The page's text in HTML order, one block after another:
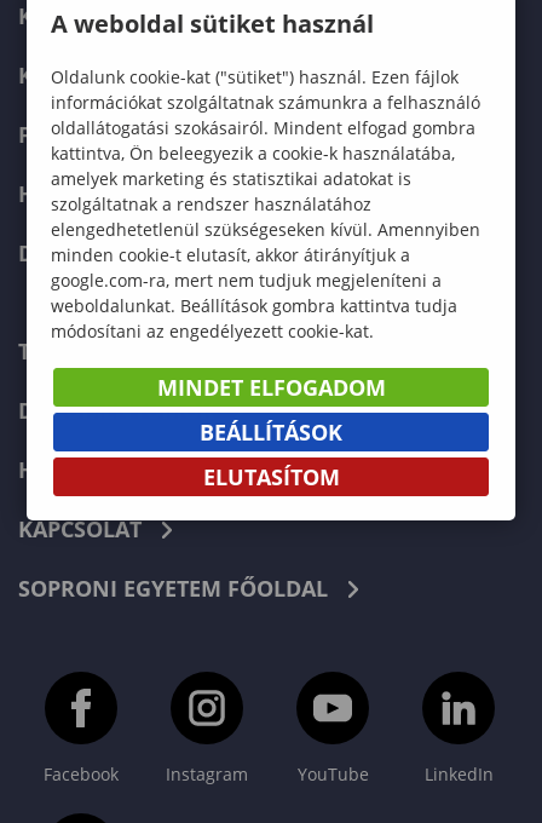
KARUNK
KÉPZÉSEK
FELVÉTELIZŐKNEK
HALLGATÓKNAK
DOKTORI ISKOLA
TELEFONKÖNYV
DOKUMENTUMOK
HÍREK
KAPCSOLAT
SOPRONI EGYETEM FŐOLDAL
Facebook Instagram YouTube LinkedIn
A weboldal sütiket használ
Oldalunk cookie-kat ("sütiket") használ. Ezen fájlok
információkat szolgáltatnak számunkra a felhasználó
oldallátogatási szokásairól. Mindent elfogad gombra
kattintva, Ön beleegyezik a cookie-k használatába,
amelyek marketing és statisztikai adatokat is
szolgáltatnak a rendszer használatához
elengedhetetlenül szükségeseken kívül. Amennyiben
minden cookie-t elutasít, akkor átirányítjuk a
google.com-ra, mert nem tudjuk megjeleníteni a
weboldalunkat. Beállítások gombra kattintva tudja
módosítani az engedélyezett cookie-kat.
MINDET ELFOGADOM
BEÁLLÍTÁSOK
ELUTASÍTOM